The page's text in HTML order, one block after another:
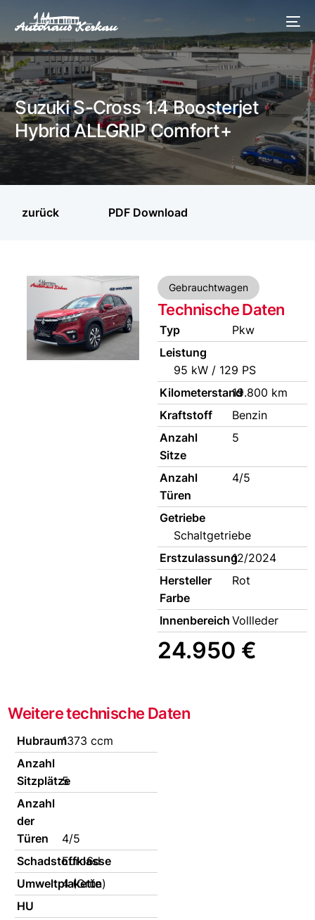
Suzuki S-Cross 1.4 Boosterjet
Hybrid ALLGRIP Comfort+
zurück PDF Download
Gebrauchtwagen
Technische Daten
Typ
Pkw
Leistung
95 kW / 129 PS
Kilometerstand19.800 km
Kraftstoff
Benzin
Anzahl
Sitze
5
Anzahl
Türen
4/5
Getriebe
Schaltgetriebe
Erstzulassung12/2024
Hersteller
Farbe
Rot
Innenbereich Vollleder
24.950 €
Weitere technische Daten
Hubraum1373 ccm
Anzahl
Sitzplätze
5
Anzahl
der
Türen
4/5
Schadstoffklasse
Euro6d
Umweltplakette
4 (Grün)
HU